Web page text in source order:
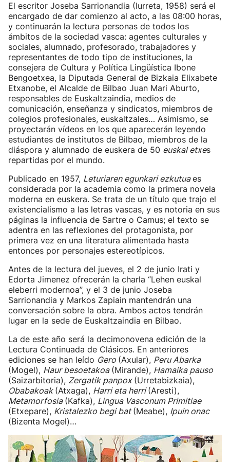
El escritor Joseba Sarrionandia (Iurreta, 1958) será el
encargado de dar comienzo al acto, a las 08:00 horas,
y continuarán la lectura personas de todos los
ámbitos de la sociedad vasca: agentes culturales y
sociales, alumnado, profesorado, trabajadores y
representantes de todo tipo de instituciones, la
consejera de Cultura y Política Lingüística Ibone
Bengoetxea, la Diputada General de Bizkaia Elixabete
Etxanobe, el Alcalde de Bilbao Juan Mari Aburto,
responsables de Euskaltzaindia, medios de
comunicación, enseñanza y sindicatos, miembros de
colegios profesionales, euskaltzales… Asimismo, se
proyectarán vídeos en los que aparecerán leyendo
estudiantes de institutos de Bilbao, miembros de la
diáspora y alumnado de euskera de 50 euskal etxes
repartidas por el mundo.
Publicado en 1957, Leturiaren egunkari ezkutuaes
considerada por la academia como la primera novela
moderna en euskera. Se trata de un título que trajo el
existencialismo a las letras vascas, y es notoria en sus
páginas la influencia de Sartre o Camus; el texto se
adentra en las reflexiones del protagonista, por
primera vez en una literatura alimentada hasta
entonces por personajes estereotípicos.
Antes de la lectura del jueves, el 2 de junio Irati y
Edorta Jimenez ofrecerán la charla “Lehen euskal
eleberri modernoa”, y el 3 de junio Joseba
Sarrionandia y Markos Zapiain mantendrán una
conversación sobre la obra. Ambos actos tendrán
lugar en la sede de Euskaltzaindia en Bilbao.
La de este año será la decimonovena edición de la
Lectura Continuada de Clásicos. En anteriores
ediciones se han leído Gero (Axular), Peru Abarka
(Mogel), Haur besoetakoa (Mirande), Hamaika pauso
(Saizarbitoria), Zergatik panpox (Urretabizkaia),
Obabakoak (Atxaga), Harri eta herri(Aresti),
Metamorfosia (Kafka), Lingua Vasconum Primitiae
(Etxepare), Kristalezko begi bat (Meabe), Ipuin onac
(Bizenta Mogel)…